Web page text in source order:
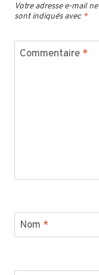
Votre adresse e-mail
sont indiqués avec *
Commentaire *
Nom *